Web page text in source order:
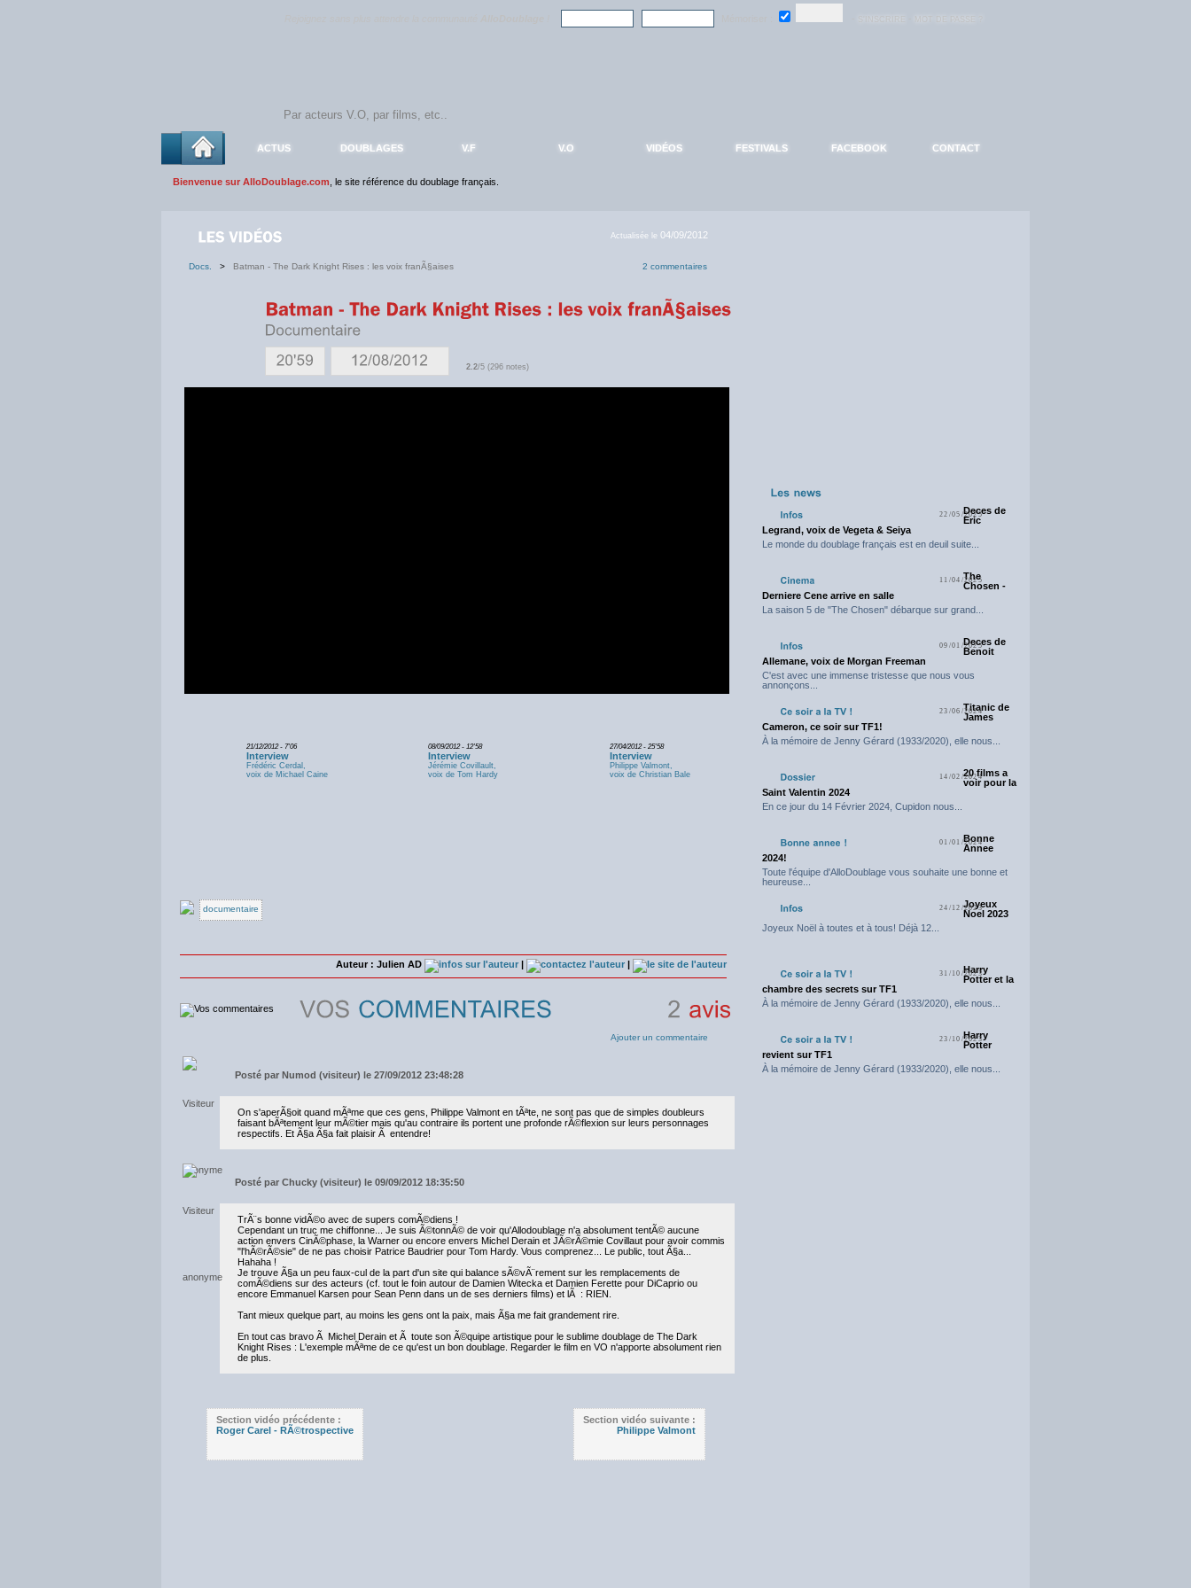
ACTUS DOUBLAGES V.F V.O VIDÉOS FESTIVALS FACEBOOK CONTACT
Bienvenue sur AlloDoublage.com , le site référence du doublage français.
Actualisée le 04/09/2012
Docs. > Batman - The Dark Knight Rises : les voix franÃ§aises 2 commentaires
2.2/5 (296 notes)
21/12/2012 - 7'06
Interview
Frédéric Cerdal,
voix de Michael Caine
08/09/2012 - 12'58
Interview
Jérémie Covillault,
voix de Tom Hardy
27/04/2012 - 25'58
Interview
Philippe Valmont,
voix de Christian Bale
documentaire
Auteur : Julien AD
Ajouter un commentaire
Posté par Numod (visiteur) le 27/09/2012 23:48:28
On s'aperÃ§oit quand mÃªme que ces gens, Philippe Valmont en tÃªte, ne sont pas que de simples doubleurs
faisant bÃªtement leur mÃ©tier mais qu'au contraire ils portent une profonde rÃ©flexion sur leurs personnages
respectifs. Et Ã§a Ã§a fait plaisir Ã entendre!
Posté par Chucky (visiteur) le 09/09/2012 18:35:50
TrÃ¨s bonne vidÃ©o avec de supers comÃ©diens !
Cependant un truc me chiffonne... Je suis Ã©tonnÃ© de voir qu'Allodoublage n'a absolument tentÃ© aucune
action envers CinÃ©phase, la Warner ou encore envers Michel Derain et JÃ©rÃ©mie Covillaut pour avoir commis
"l'hÃ©rÃ©sie" de ne pas choisir Patrice Baudrier pour Tom Hardy. Vous comprenez... Le public, tout Ã§a...
Hahaha !
Je trouve Ã§a un peu faux-cul de la part d'un site qui balance sÃ©vÃ¨rement sur les remplacements de
comÃ©diens sur des acteurs (cf. tout le foin autour de Damien Witecka et Damien Ferette pour DiCaprio ou
encore Emmanuel Karsen pour Sean Penn dans un de ses derniers films) et lÃ : RIEN.
Tant mieux quelque part, au moins les gens ont la paix, mais Ã§a me fait grandement rire.
En tout cas bravo Ã Michel Derain et Ã toute son Ã©quipe artistique pour le sublime doublage de The Dark
Knight Rises : L'exemple mÃªme de ce qu'est un bon doublage. Regarder le film en VO n'apporte absolument rien
de plus.
Section vidéo précédente :
Roger Carel - RÃ©trospective
Section vidéo suivante :
Philippe Valmont
22/05/2025Deces de
Eric
Legrand, voix de Vegeta & Seiya
Le monde du doublage français est en deuil suite...
11/04/2025
The
Chosen -
Derniere Cene arrive en salle
La saison 5 de "The Chosen" débarque sur grand...
09/01/2025Deces de
Benoit
Allemane, voix de Morgan Freeman
C'est avec une immense tristesse que nous vous
annonçons...
23/06/2024Titanic de
James
Cameron, ce soir sur TF1!
À la mémoire de Jenny Gérard (1933/2020), elle nous...
14/02/202420 films a
voir pour la
Saint Valentin 2024
En ce jour du 14 Février 2024, Cupidon nous...
01/01/2024
Bonne
Annee
2024!
Toute l'équipe d'AlloDoublage vous souhaite une bonne et
heureuse...
24/12/2023
Joyeux
Noel 2023
Joyeux Noël à toutes et à tous! Déjà 12...
31/10/2023
Harry
Potter et la
chambre des secrets sur TF1
À la mémoire de Jenny Gérard (1933/2020), elle nous...
23/10/2023
Harry
Potter
revient sur TF1
À la mémoire de Jenny Gérard (1933/2020), elle nous...